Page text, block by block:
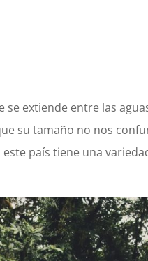
se extiende entre las
su tamaño no nos
país tiene una